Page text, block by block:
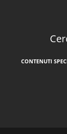
CONTENUTI